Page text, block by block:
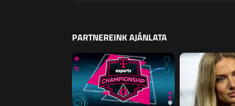
PARTNEREINK AJÁNLATA